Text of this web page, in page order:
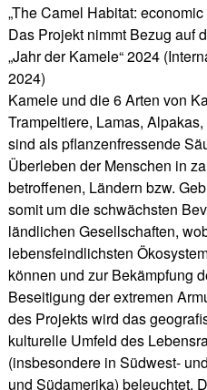
„The Camel Habitat:
Das Projekt nimmt Bezug auf
„Jahr der Kamele“ 2024
2024)
Kamele und die 6 Arten von
Trampeltiere, Lamas,
sind als pflanzenfressende
Überleben der Menschen in
betroffenen, Ländern bzw.
somit um die schwächsten
ländlichen Gesellschaften,
lebensfeindlichsten
können und zur Bekämpfung
Beseitigung der extremen
des Projekts wird das
kulturelle Umfeld des
(insbesondere in Südwest-
und Südamerika) beleuchtet.